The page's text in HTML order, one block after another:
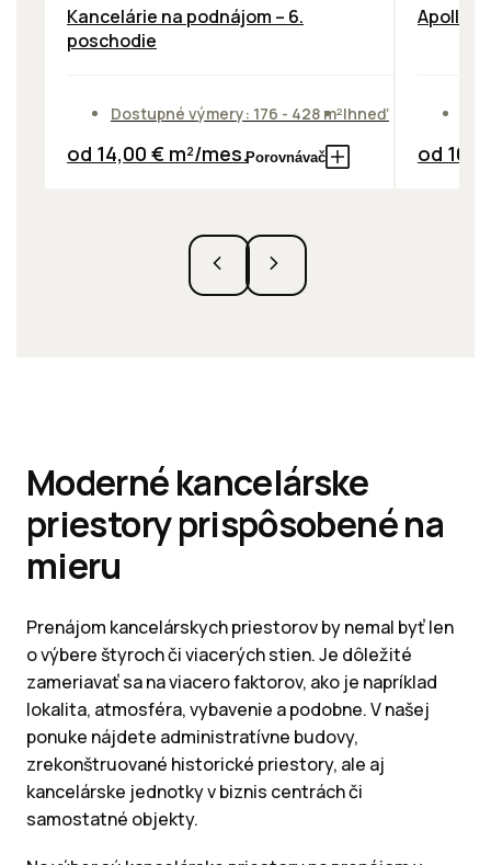
Kancelárie na podnájom – 6.
poschodie
Dostupné výmery: 176 - 428 m²Ihneď
od 14,00 € m²/mes.Porovnávač
Apollo
od
Moderné kancelárske
priestory prispôsobené na
mieru
Prenájom kancelárskych priestorov by nemal byť len
o výbere štyroch či viacerých stien. Je dôležité
zameriavať sa na viacero faktorov, ako je napríklad
lokalita, atmosféra, vybavenie a podobne. V našej
ponuke nájdete administratívne budovy,
zrekonštruované historické priestory, ale aj
kancelárske jednotky v biznis centrách či
samostatné objekty.